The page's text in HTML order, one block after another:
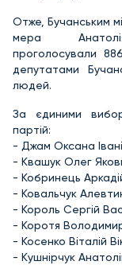
Отже, Бучанським
мера
проголосували
депутатами
людей.
За єдиними
партій:
- Джам Оксана
- Квашук Олег
- Кобринець
- Ковальчук
- Король Сергій
- Коротя
- Косенко Віталій
- Кушнірчук